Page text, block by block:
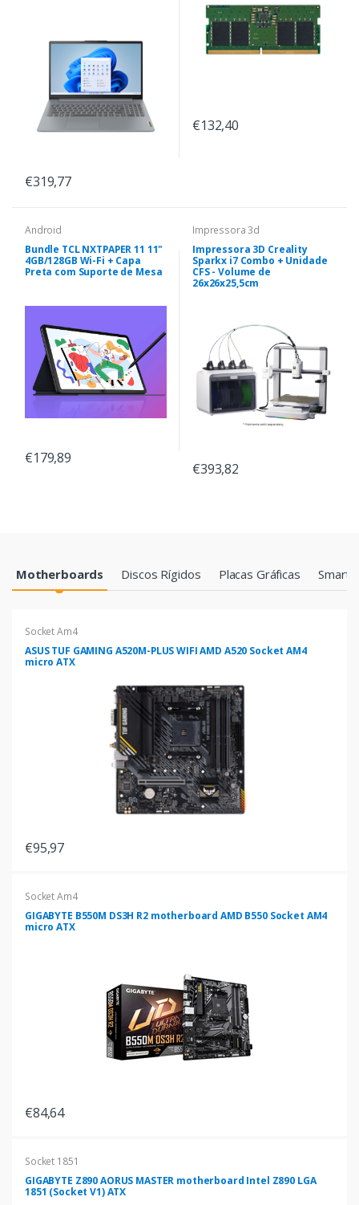
€319,77
€132,40
Android
Bundle TCL NXTPAPER 11 11"
4GB/128GB Wi-Fi + Capa
Preta com Suporte de Mesa
€179,89
Impressora 3d
Impressora 3D Creality
Sparkx i7 Combo + Unidade
CFS - Volume de
26x26x25,5cm
€393,82
Products Grid
Motherboards Discos Rígidos Placas Gráficas
Socket Am4
ASUS TUF GAMING A520M-PLUS WIFI AMD A520 Socket AM4
micro ATX
€95,97
Socket Am4
GIGABYTE B550M DS3H R2 motherboard AMD B550 Socket AM4
micro ATX
€84,64
Socket 1851
GIGABYTE Z890 AORUS MASTER motherboard Intel Z890 LGA
1851 (Socket V1) ATX